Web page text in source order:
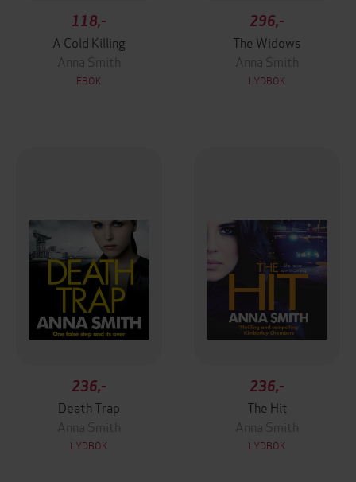
118,-
A Cold Killing
Anna Smith
EBOK
296,-
The Widows
Anna Smith
LYDBOK
236,-
Death Trap
Anna Smith
LYDBOK
236,-
The Hit
Anna Smith
LYDBOK